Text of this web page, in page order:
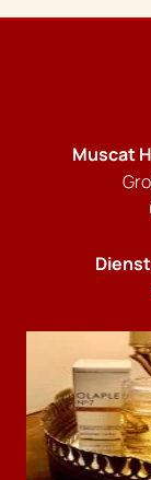
Muscat